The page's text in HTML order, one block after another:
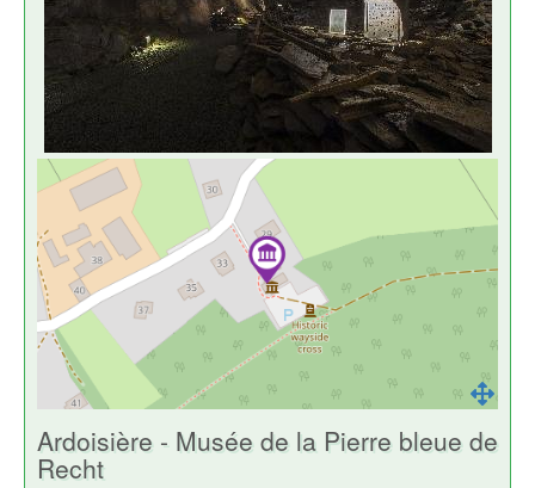
Ardoisière - Musée de la Pierre bleue de
Recht